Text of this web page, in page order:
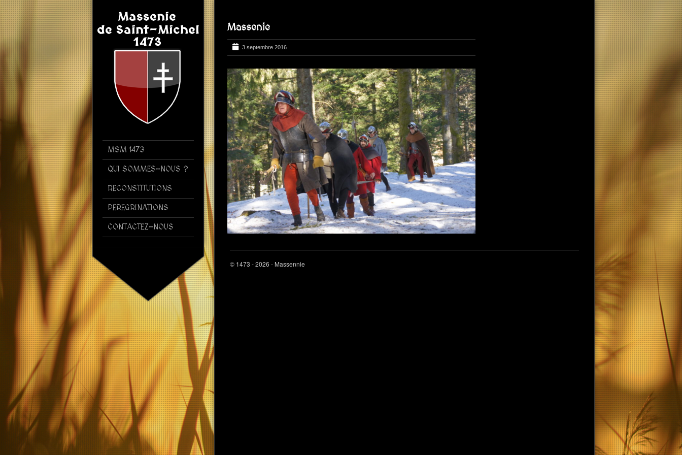
MSM 1473
QUI SOMMES-NOUS ?
RECONSTITUTIONS
PEREGRINATIONS
CONTACTEZ-NOUS
Massenie
3 septembre 2016
© 1473 - 2026 - Massennie